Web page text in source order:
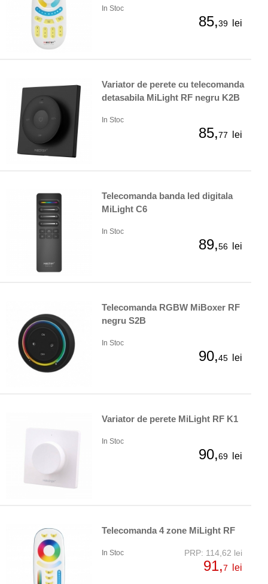
In Stoc
85,39 lei
Variator de perete cu telecomanda
detasabila MiLight RF negru K2B
In Stoc
85,77 lei
Telecomanda banda led digitala
MiLight C6
In Stoc
89,56 lei
Telecomanda RGBW MiBoxer RF
negru S2B
In Stoc
90,45 lei
Variator de perete MiLight RF K1
In Stoc
90,69 lei
Telecomanda 4 zone MiLight RF
In Stoc PRP: 114,62 lei
91,7 lei